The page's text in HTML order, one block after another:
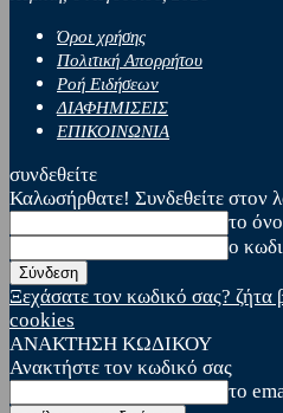
Όροι χρήσης
Πολιτική Απορρήτου
Ροή Ειδήσεων
ΔΙΑΦΗΜΙΣΕΙΣ
ΕΠΙΚΟΙΝΩΝΙΑ
συνδεθείτε
Καλωσήρθατε! Συνδεθείτε στον
το
ο
Ξεχάσατε τον κωδικό σας? ζήτα
cookies
ΑΝΑΚΤΗΣΗ ΚΩΔΙΚΟΥ
Ανακτήστε τον κωδικό σας
το